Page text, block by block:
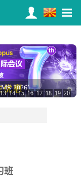
2026）
13 14 15 16 17 18 19 20
班